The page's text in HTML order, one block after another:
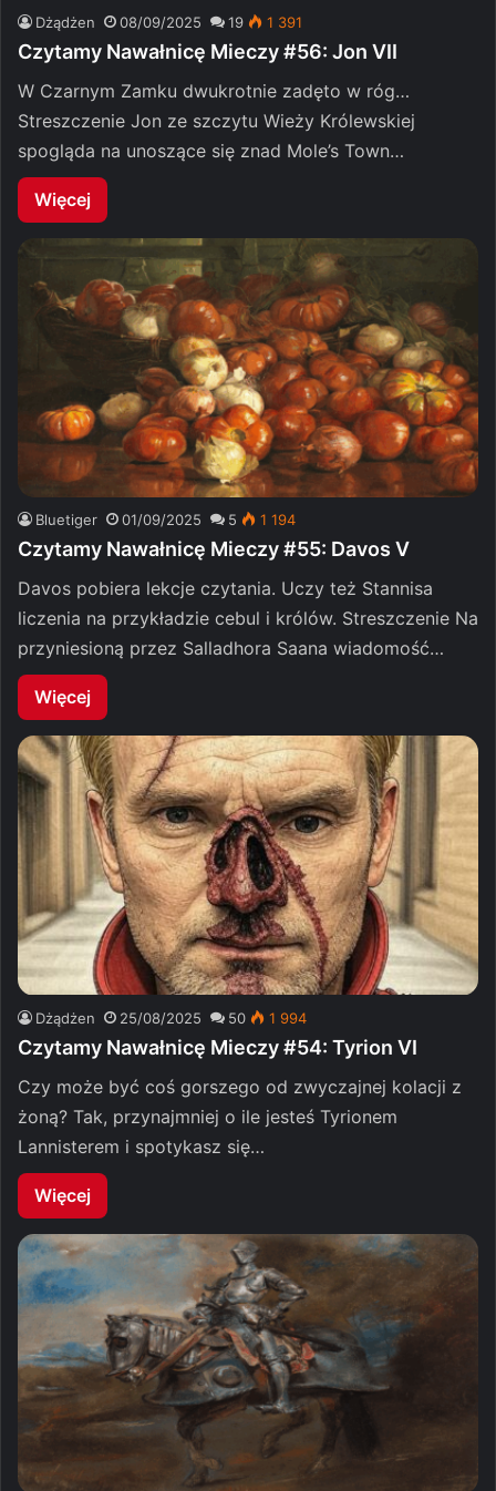
Dżądżen 08/09/2025 19 1 391
Czytamy Nawałnicę Mieczy #56: Jon VII
W Czarnym Zamku dwukrotnie zadęto w róg…
Streszczenie Jon ze szczytu Wieży Królewskiej
spogląda na unoszące się znad Mole’s Town…
Więcej
Bluetiger 01/09/2025 5 1 194
Czytamy Nawałnicę Mieczy #55: Davos V
Davos pobiera lekcje czytania. Uczy też Stannisa
liczenia na przykładzie cebul i królów. Streszczenie Na
przyniesioną przez Salladhora Saana wiadomość…
Więcej
Dżądżen 25/08/2025 50 1 994
Czytamy Nawałnicę Mieczy #54: Tyrion VI
Czy może być coś gorszego od zwyczajnej kolacji z
żoną? Tak, przynajmniej o ile jesteś Tyrionem
Lannisterem i spotykasz się…
Więcej